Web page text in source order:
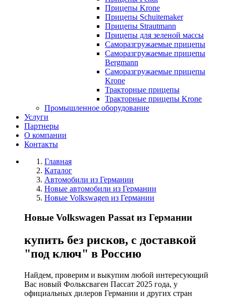
Прицепы Krone
Прицепы Schuitemaker
Прицепы Strautmann
Прицепы для зеленой массы
Саморазгружаемые прицепы
Саморазгружаемые прицепы
Bergmann
Саморазгружаемые прицепы
Krone
Тракторные прицепы
Тракторные прицепы Krone
Промышленное оборудование
Услуги
Партнеры
О компании
Контакты
Главная
Каталог
Автомобили из Германии
Новые автомобили из Германии
Новые Volkswagen из Германии
Новые Volkswagen Passat из Германии
купить без рисков, с доставкой
"под ключ" в Россию
Найдем, проверим и выкупим любой интересующий
Вас новый Фольксваген Пассат 2025 года, у
официальных дилеров Германии и других стран